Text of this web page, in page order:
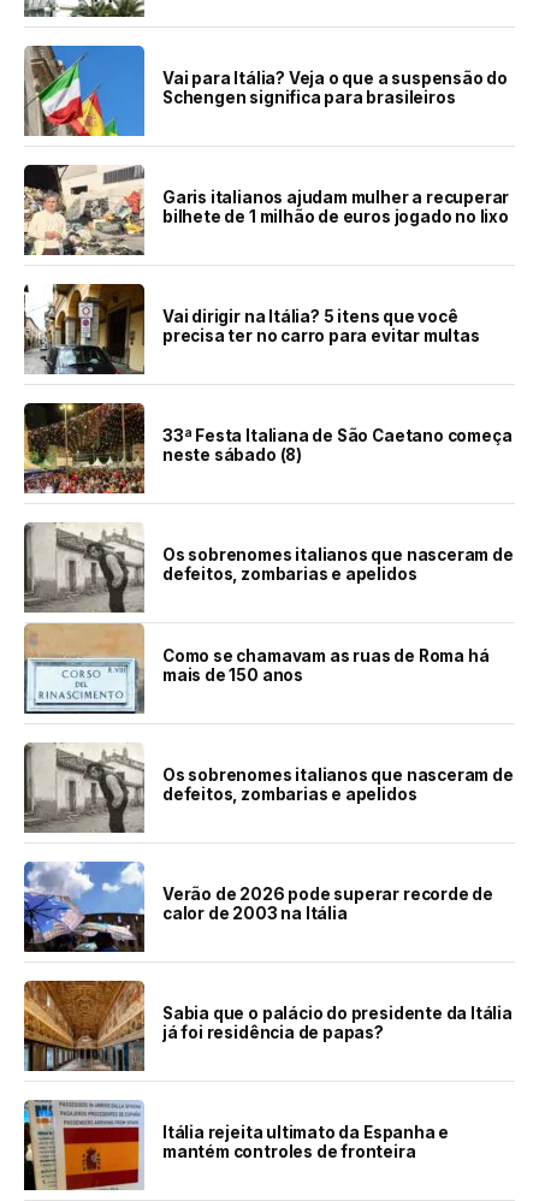
Vai para Itália? Veja o que a suspensão do
Schengen significa para brasileiros
Garis italianos ajudam mulher a recuperar
bilhete de 1 milhão de euros jogado no lixo
Vai dirigir na Itália? 5 itens que você
precisa ter no carro para evitar multas
33ª Festa Italiana de São Caetano começa
neste sábado (8)
Os sobrenomes italianos que nasceram de
defeitos, zombarias e apelidos
Como se chamavam as ruas de Roma há
mais de 150 anos
Os sobrenomes italianos que nasceram de
defeitos, zombarias e apelidos
Verão de 2026 pode superar recorde de
calor de 2003 na Itália
Sabia que o palácio do presidente da Itália
já foi residência de papas?
Itália rejeita ultimato da Espanha e
mantém controles de fronteira